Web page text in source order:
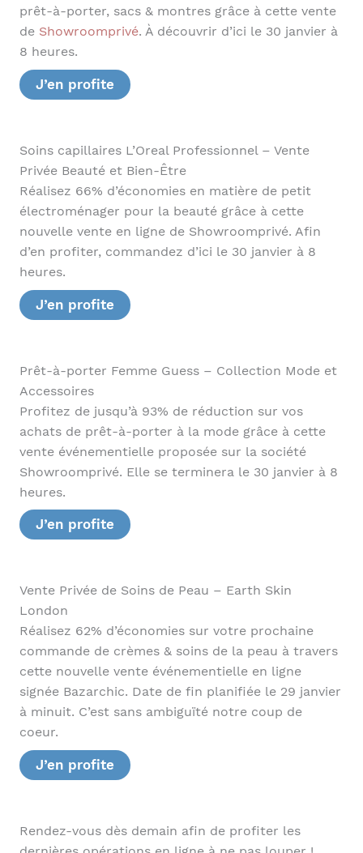
prêt-à-porter, sacs & montres grâce à cette vente
de Showroomprivé. À découvrir d’ici le 30 janvier à
8 heures.
J’en profite
Soins capillaires L’Oreal Professionnel – Vente
Privée Beauté et Bien-Être
Réalisez 66% d’économies en matière de petit
électroménager pour la beauté grâce à cette
nouvelle vente en ligne de Showroomprivé. Afin
d’en profiter, commandez d’ici le 30 janvier à 8
heures.
J’en profite
Prêt-à-porter Femme Guess – Collection Mode et
Accessoires
Profitez de jusqu’à 93% de réduction sur vos
achats de prêt-à-porter à la mode grâce à cette
vente événementielle proposée sur la société
Showroomprivé. Elle se terminera le 30 janvier à 8
heures.
J’en profite
Vente Privée de Soins de Peau – Earth Skin
London
Réalisez 62% d’économies sur votre prochaine
commande de crèmes & soins de la peau à travers
cette nouvelle vente événementielle en ligne
signée Bazarchic. Date de fin planifiée le 29 janvier
à minuit. C’est sans ambiguïté notre coup de
coeur.
J’en profite
Rendez-vous dès demain afin de profiter les